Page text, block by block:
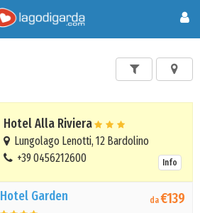
Hotel Alla Riviera
Lungolago Lenotti, 12 Bardolino
+39 0456212600
Info
Hotel Garden da€139